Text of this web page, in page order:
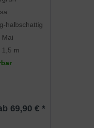
halbschattig
Mai
1,5 m
69,90 € *